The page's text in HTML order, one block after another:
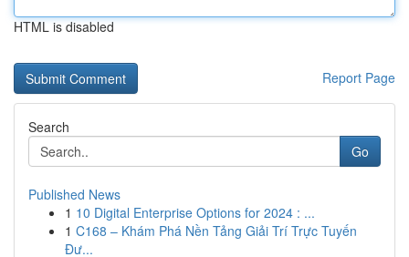
HTML is disabled
Report Page
Search
Go
Published News
1 10 Digital Enterprise Options for 2024 : ...
1 C168 – Khám Phá Nền Tảng Giải Trí Trực Tuyến
Đư...